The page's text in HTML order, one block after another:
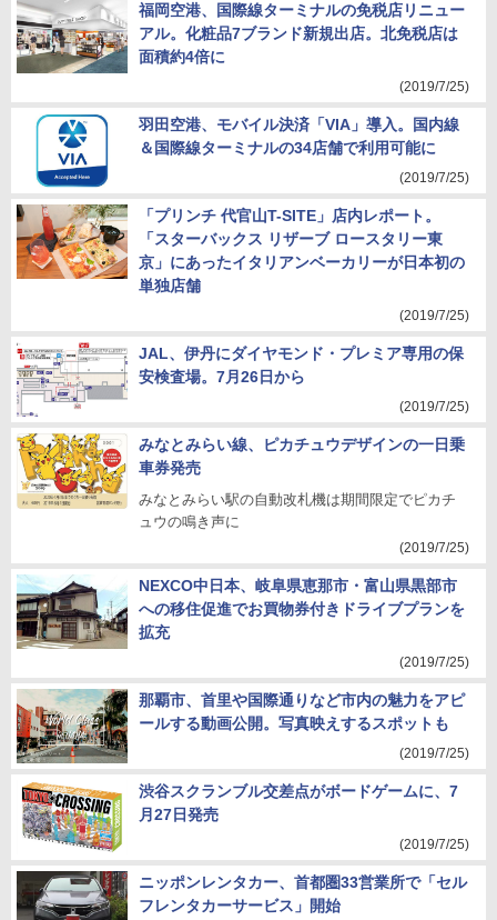
福岡空港、国際線ターミナルの免税店リニュー
アル。化粧品7ブランド新規出店。北免税店は
面積約4倍に
(2019/7/25)
羽田空港、モバイル決済「VIA」導入。国内線
＆国際線ターミナルの34店舗で利用可能に
(2019/7/25)
「プリンチ 代官山T-SITE」店内レポート。
「スターバックス リザーブ ロースタリー東
京」にあったイタリアンベーカリーが日本初の
単独店舗
(2019/7/25)
JAL、伊丹にダイヤモンド・プレミア専用の保
安検査場。7月26日から
(2019/7/25)
みなとみらい線、ピカチュウデザインの一日乗
車券発売
みなとみらい駅の自動改札機は期間限定でピカチ
ュウの鳴き声に
(2019/7/25)
NEXCO中日本、岐阜県恵那市・富山県黒部市
への移住促進でお買物券付きドライブプランを
拡充
(2019/7/25)
那覇市、首里や国際通りなど市内の魅力をアピ
ールする動画公開。写真映えするスポットも
(2019/7/25)
渋谷スクランブル交差点がボードゲームに、7
月27日発売
(2019/7/25)
ニッポンレンタカー、首都圏33営業所で「セル
フレンタカーサービス」開始